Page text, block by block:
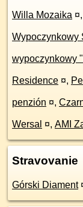
Willa Mozaika ¤,
Wypoczynkowy
wypoczynkowy
Residence ¤,
penzión ¤,
Wersal ¤, AMI
Stravovanie
Górski Diament